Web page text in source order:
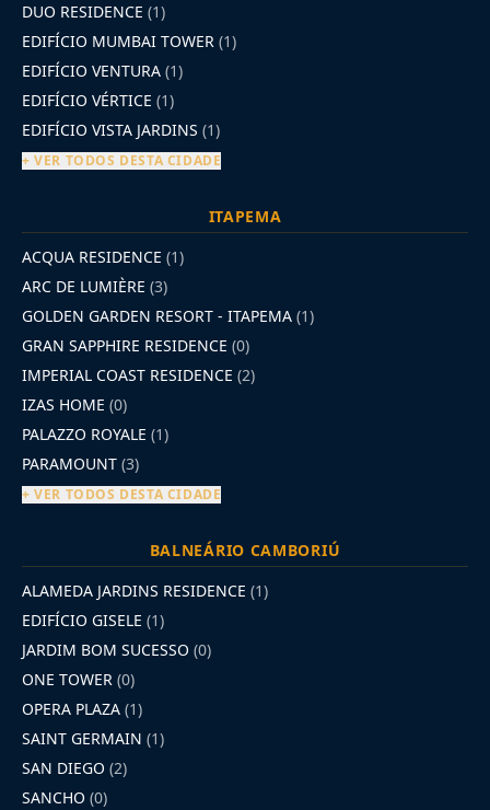
DUO RESIDENCE (1)
EDIFÍCIO MUMBAI TOWER (1)
EDIFÍCIO VENTURA (1)
EDIFÍCIO VÉRTICE (1)
EDIFÍCIO VISTA JARDINS (1)
+ VER TODOS DESTA CIDADE
ITAPEMA
ACQUA RESIDENCE (1)
ARC DE LUMIÈRE (3)
GOLDEN GARDEN RESORT - ITAPEMA (1)
GRAN SAPPHIRE RESIDENCE (0)
IMPERIAL COAST RESIDENCE (2)
IZAS HOME (0)
PALAZZO ROYALE (1)
PARAMOUNT (3)
+ VER TODOS DESTA CIDADE
BALNEÁRIO CAMBORIÚ
ALAMEDA JARDINS RESIDENCE (1)
EDIFÍCIO GISELE (1)
JARDIM BOM SUCESSO (0)
ONE TOWER (0)
OPERA PLAZA (1)
SAINT GERMAIN (1)
SAN DIEGO (2)
SANCHO (0)